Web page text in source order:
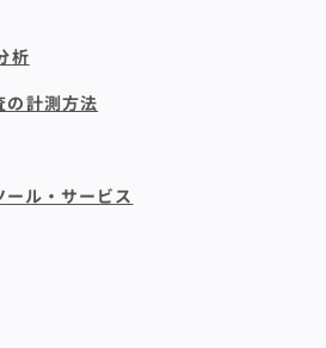
析
の計測方法
ル・サービス